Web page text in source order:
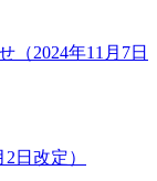
（2024年11月7日
日改定）